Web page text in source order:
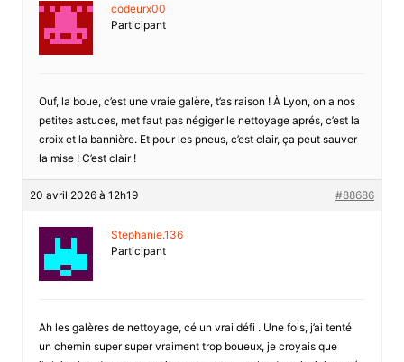
codeurx00
Participant
Ouf, la boue, c’est une vraie galère, t’as raison ! À Lyon, on a nos
petites astuces, met faut pas négiger le nettoyage aprés, c’est la
croix et la bannière. Et pour les pneus, c’est clair, ça peut sauver
la mise ! C’est clair !
20 avril 2026 à 12h19 #88686
Stephanie.136
Participant
Ah les galères de nettoyage, cé un vrai défi . Une fois, j’ai tenté
un chemin super super vraiment trop boueux, je croyais que